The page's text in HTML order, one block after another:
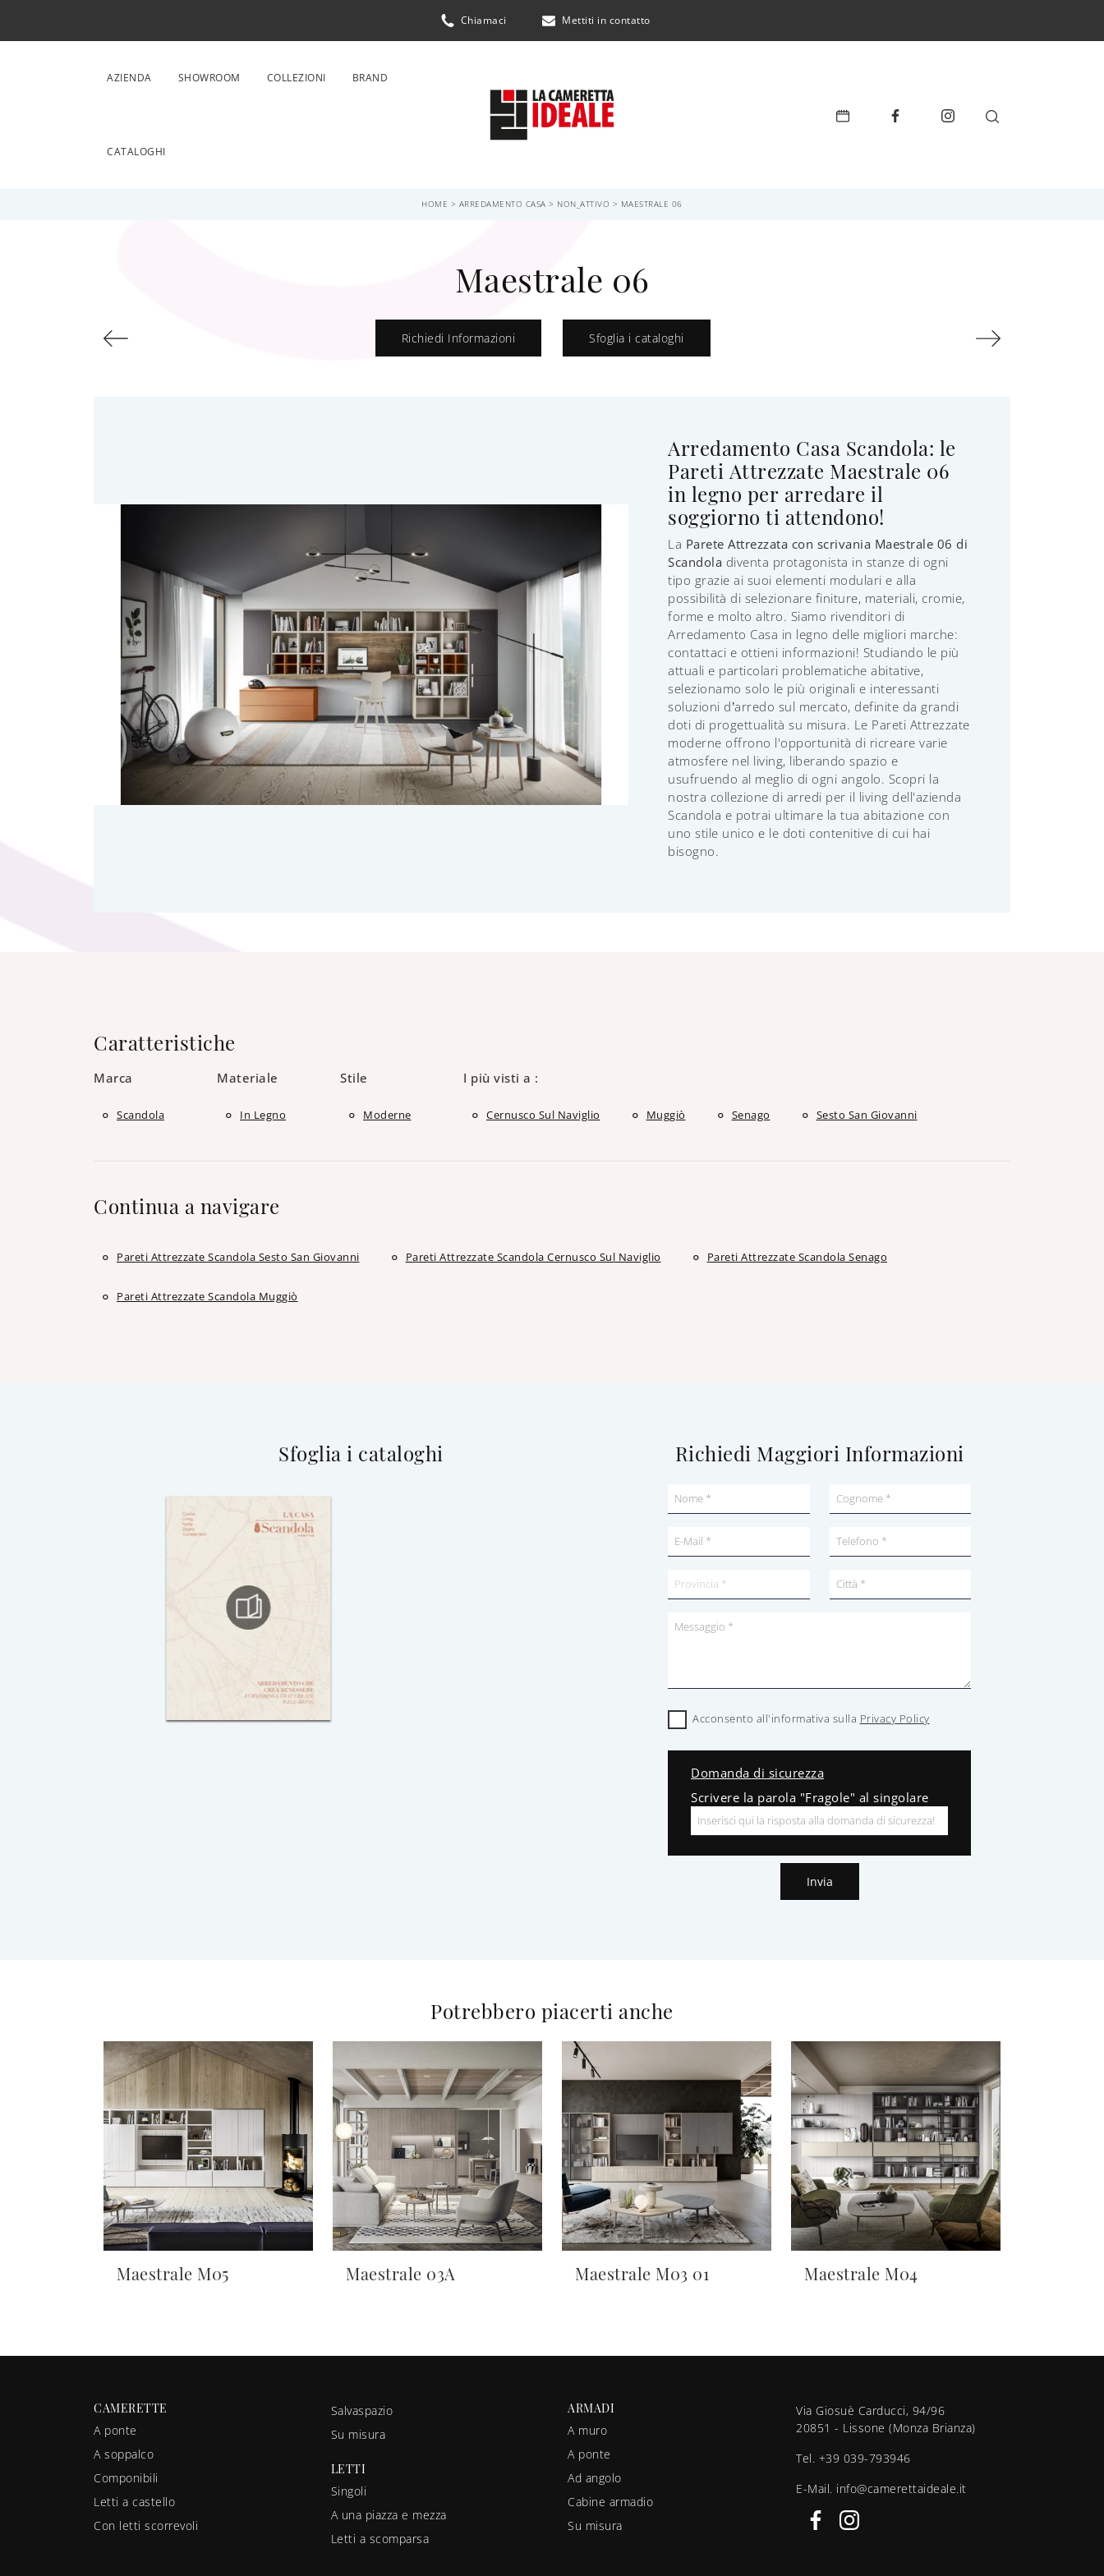
Chiamaci Mettiti in contatto
AZIENDA SHOWROOM COLLEZIONI BRAND
CATALOGHI
HOME > ARREDAMENTO CASA > NON_ATTIVO > MAESTRALE 06
Maestrale 06
Richiedi Informazioni Sfoglia i cataloghi
Arredamento Casa Scandola: le
Pareti Attrezzate Maestrale 06
in legno per arredare il
soggiorno ti attendono!
La Parete Attrezzata con scrivania Maestrale 06 di
Scandola diventa protagonista in stanze di ogni
tipo grazie ai suoi elementi modulari e alla
possibilità di selezionare finiture, materiali, cromie,
forme e molto altro. Siamo rivenditori di
Arredamento Casa in legno delle migliori marche:
contattaci e ottieni informazioni! Studiando le più
attuali e particolari problematiche abitative,
selezionamo solo le più originali e interessanti
soluzioni d’arredo sul mercato, definite da grandi
doti di progettualità su misura. Le Pareti Attrezzate
moderne offrono l'opportunità di ricreare varie
atmosfere nel living, liberando spazio e
usufruendo al meglio di ogni angolo. Scopri la
nostra collezione di arredi per il living dell'azienda
Scandola e potrai ultimare la tua abitazione con
uno stile unico e le doti contenitive di cui hai
bisogno.
Caratteristiche
Marca
Scandola
Materiale
In Legno
Stile
Moderne
I più visti a :
Cernusco Sul Naviglio Muggiò Senago Sesto San Giovanni
Continua a navigare
Pareti Attrezzate Scandola Sesto San Giovanni Pareti Attrezzate Scandola Cernusco Sul Naviglio Pareti Attrezzate Scandola Senago
Pareti Attrezzate Scandola Muggiò
Sfoglia i cataloghi Richiedi Maggiori Informazioni
Acconsento all'informativa sulla Privacy Policy
Domanda di sicurezza
Scrivere la parola "Fragole" al singolare
Invia
Potrebbero piacerti anche
Maestrale M05 Maestrale 03A Maestrale M03 01 Maestrale M04
CAMERETTE
A ponte
A soppalco
Componibili
Letti a castello
Con letti scorrevoli
Salvaspazio
Su misura
LETTI
Singoli
A una piazza e mezza
Letti a scomparsa
ARMADI
A muro
A ponte
Ad angolo
Cabine armadio
Su misura
Via Giosuè Carducci, 94/96
20851 - Lissone (Monza Brianza)
Tel. +39 039-793946
E-Mail. info@camerettaideale.it